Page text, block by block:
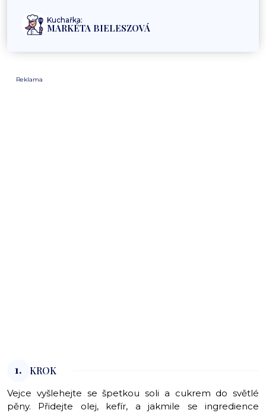
Kuchařka:
MARKÉTA BIELESZOVÁ
Reklama
1. KROK
Vejce vyšlehejte se špetkou soli a cukrem do světlé
pěny. Přidejte olej, kefír, a jakmile se ingredience